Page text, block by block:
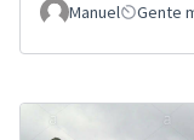
Manuel Gente